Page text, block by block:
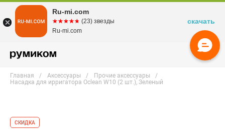
Главная Аксессуары
Прочие аксессуары
Насадка для ирригатора Oclean W10 (2 шт.), Зеленый
СКИДКА
Ru-mi.com
☆☆☆☆☆
★★★★★ (23) звезды
Ru-mi.com
скачать